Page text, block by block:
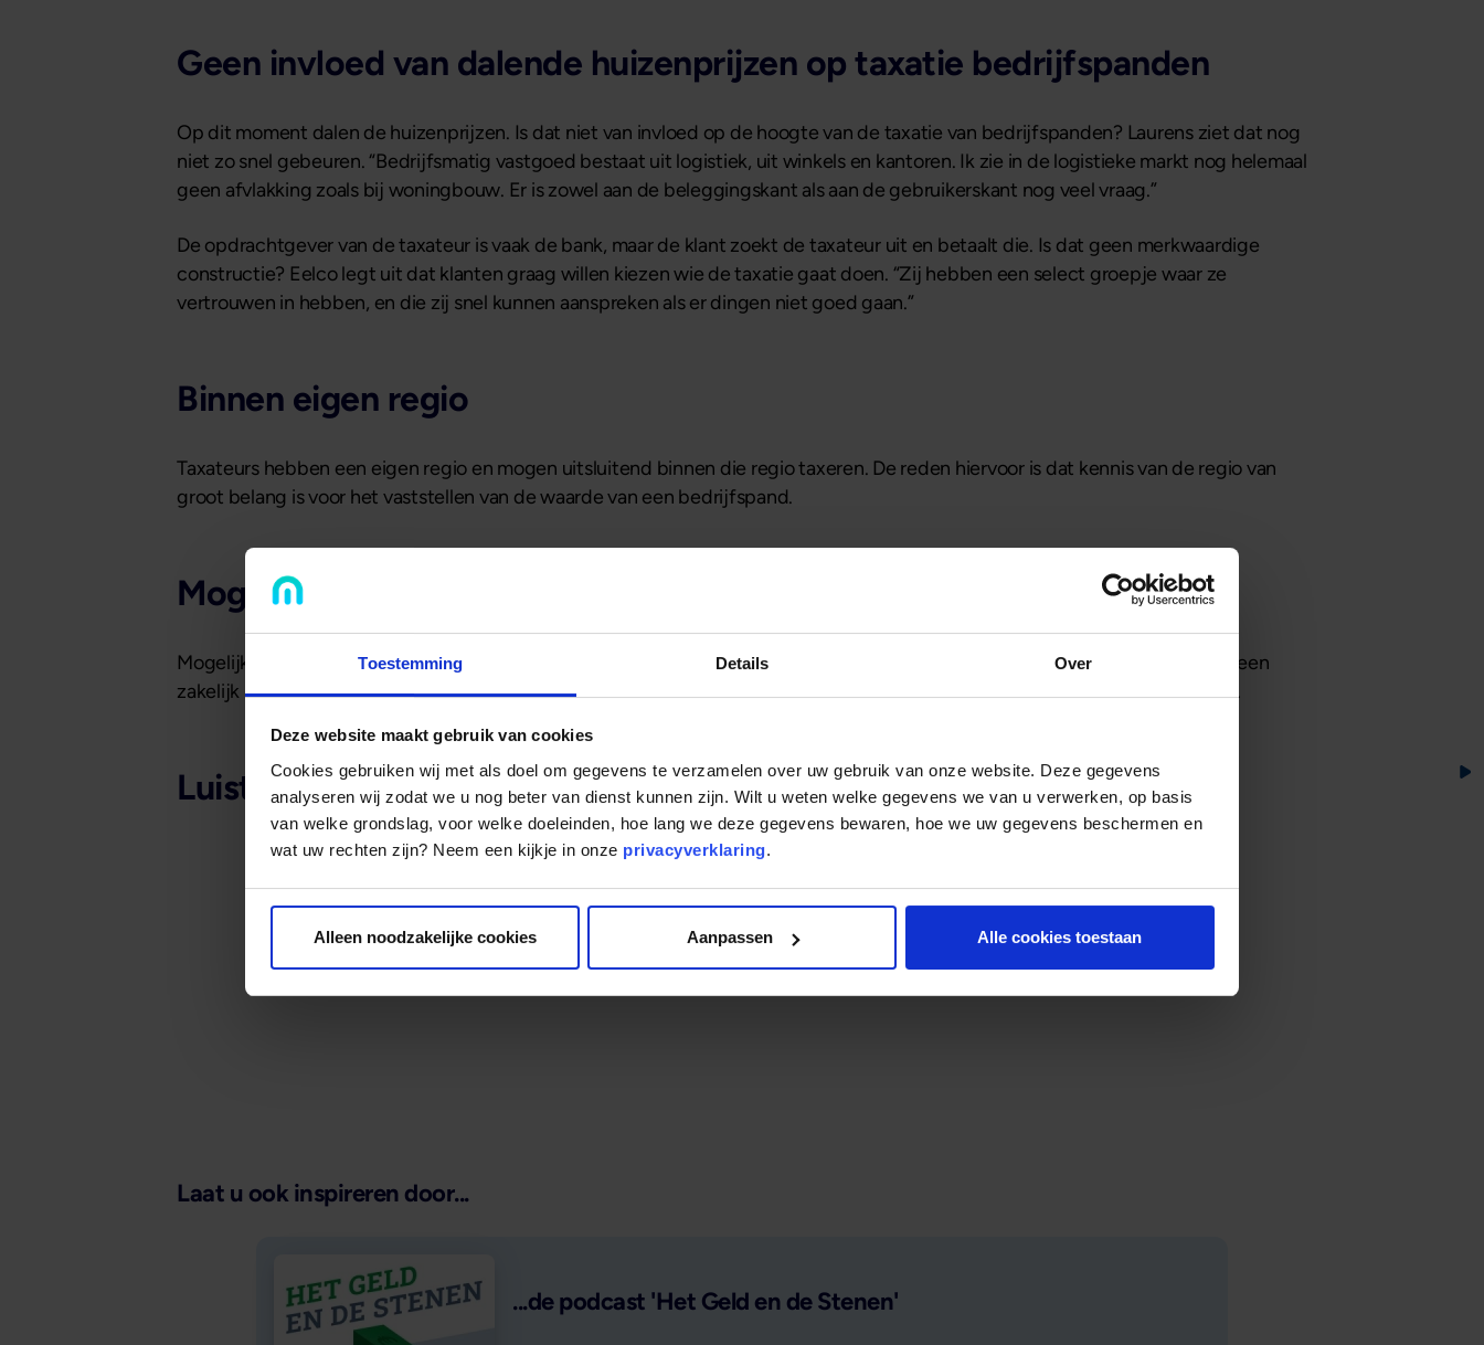
Toestemming Details Over
Deze website maakt gebruik van cookies
Cookies gebruiken wij met als doel om gegevens te verzamelen over uw gebruik van onze website. Deze gegevens
analyseren wij zodat we u nog beter van dienst kunnen zijn. Wilt u weten welke gegevens we van u verwerken, op basis
van welke grondslag, voor welke doeleinden, hoe lang we deze gegevens bewaren, hoe we uw gegevens beschermen en
wat uw rechten zijn? Neem een kijkje in onze privacyverklaring.
Alleen noodzakelijke cookies Aanpassen Alle cookies toestaan
Geen invloed van dalende huizenprijzen op taxatie bedrijfspanden
Op dit moment dalen de huizenprijzen. Is dat niet van invloed op de hoogte van de taxatie van bedrijfspanden? Laurens ziet dat nog
niet zo snel gebeuren. “Bedrijfsmatig vastgoed bestaat uit logistiek, uit winkels en kantoren. Ik zie in de logistieke markt nog helemaal
geen afvlakking zoals bij woningbouw. Er is zowel aan de beleggingskant als aan de gebruikerskant nog veel vraag.”
De opdrachtgever van de taxateur is vaak de bank, maar de klant zoekt de taxateur uit en betaalt die. Is dat geen merkwaardige
constructie? Eelco legt uit dat klanten graag willen kiezen wie de taxatie gaat doen. “Zij hebben een select groepje waar ze
vertrouwen in hebben, en die zij snel kunnen aanspreken als er dingen niet goed gaan.”
Binnen eigen regio
Taxateurs hebben een eigen regio en mogen uitsluitend binnen die regio taxeren. De reden hiervoor is dat kennis van de regio van
groot belang is voor het vaststellen van de waarde van een bedrijfspand.
Mogelijk voor u
Mogelijk financiert zakelijk vastgoed in heel Nederland; van grote stad tot kleine kern. Wilt u geld lenen voor de aankoop van een
zakelijk pand of wilt u geld uitlenen met veel zekerheden en een aantrekkelijke rente? Bij ons is het mogelijk. Leeshierverder.
Luister de hele podcast
Laat u ook inspireren door...
...de podcast 'Het Geld en de Stenen'